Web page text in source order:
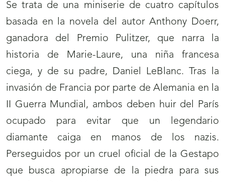
Se trata de una miniserie de cuatro capítulos
basada en la novela del autor Anthony Doerr,
ganadora del Premio Pulitzer, que narra la
historia de Marie-Laure, una niña francesa
ciega, y de su padre, Daniel LeBlanc. Tras la
invasión de Francia por parte de Alemania en la
II Guerra Mundial, ambos deben huir del París
ocupado para evitar que un legendario
diamante caiga en manos de los nazis.
Perseguidos por un cruel oficial de la Gestapo
que busca apropiarse de la piedra para sus